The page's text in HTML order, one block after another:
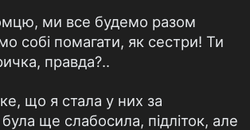
ми все будемо разом
собі помагати, як сестри! Ти
правда?..
що я стала у них за
ще слабосила, підліток, але